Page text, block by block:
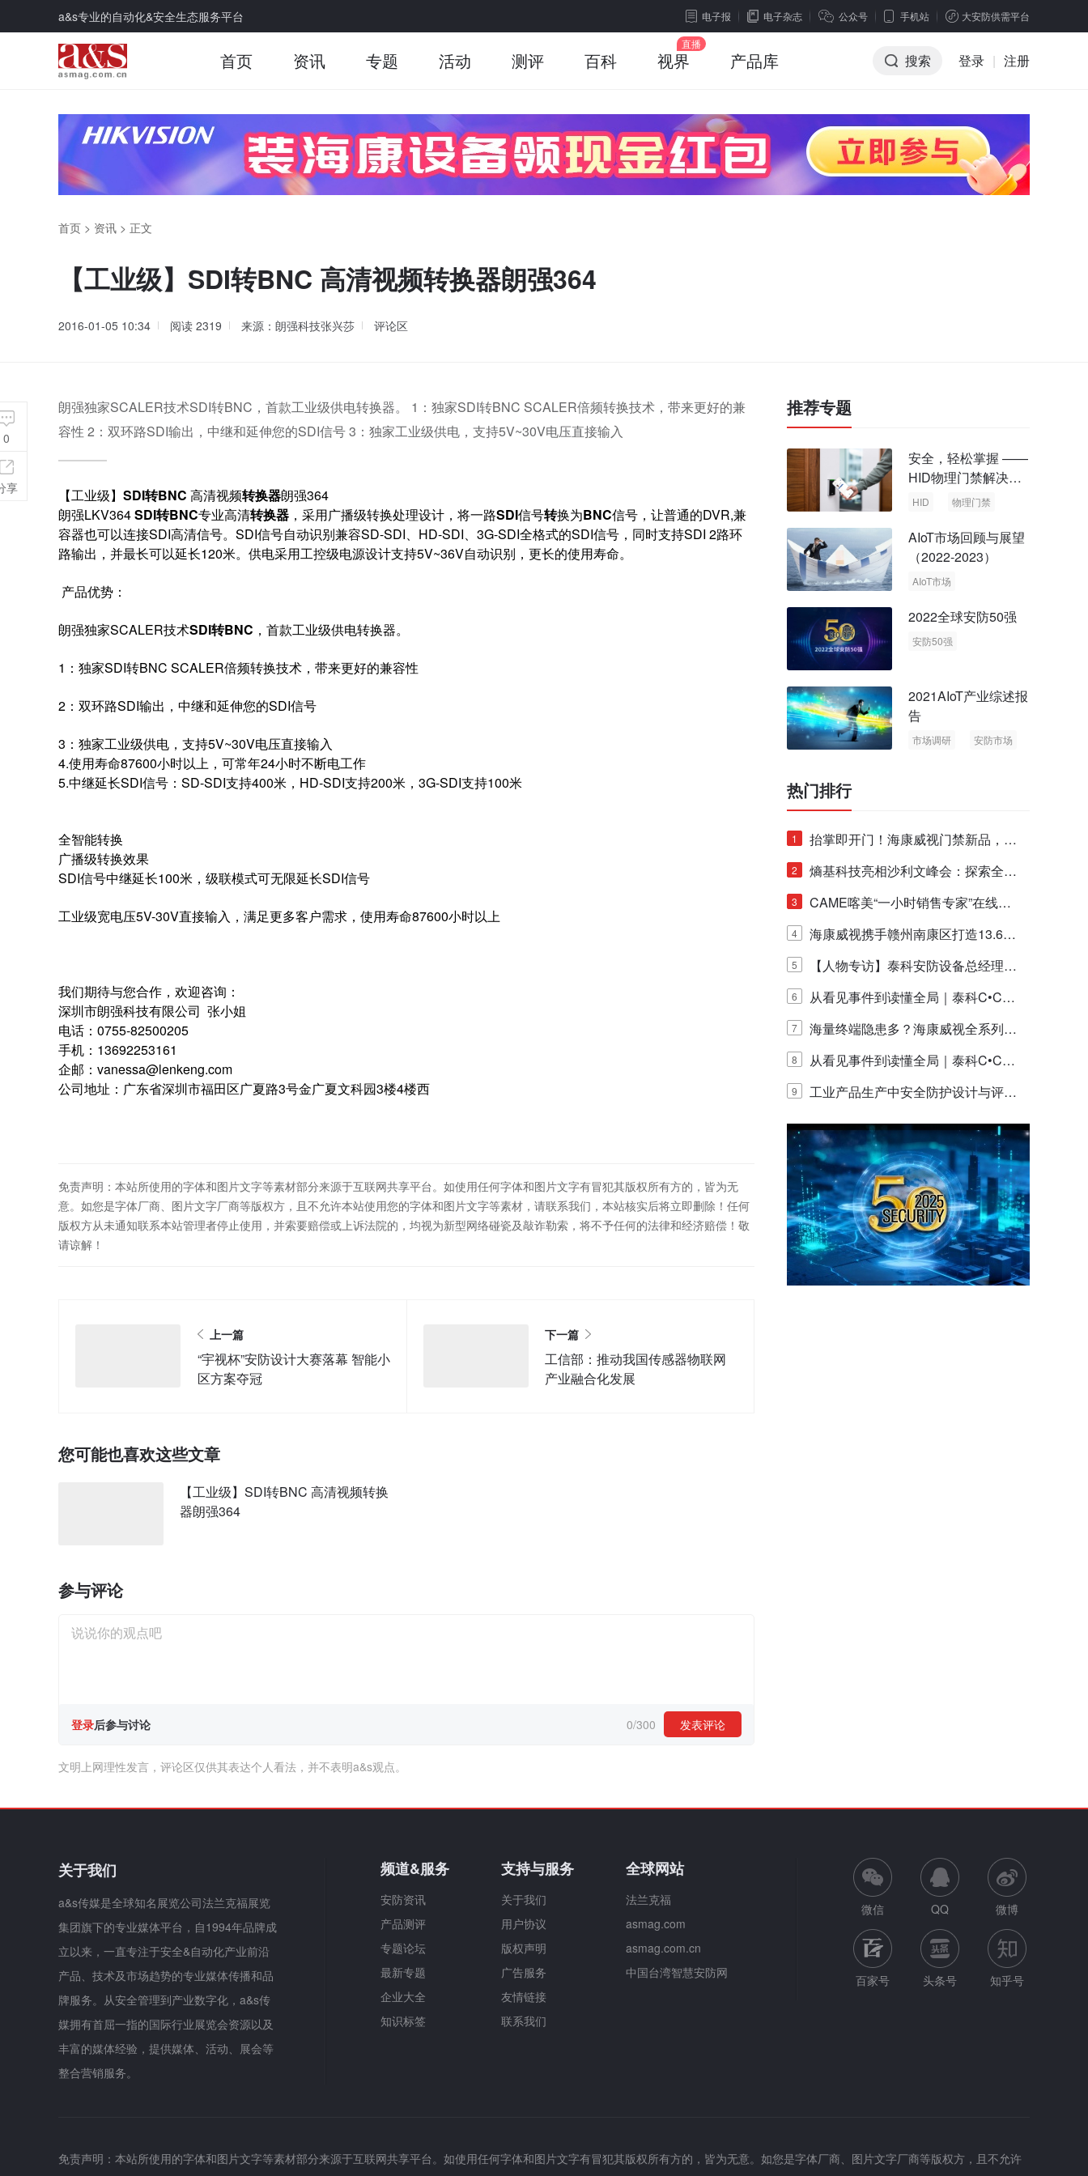
a&s专业的自动化&安全生态服务平台 电子报 电子杂志 公众号 手机站 大安防供需平台
首页 资讯 专题 活动 测评 百科 视界 产品库 搜索 登录 | 注册
首页 > 资讯 > 正文
【工业级】SDI转BNC 高清视频转换器朗强364
2016-01-05 10:34 阅读 2319 来源：朗强科技张兴莎 评论区
朗强独家SCALER技术SDI转BNC，首款工业级供电转换器。 1：独家SDI转BNC SCALER倍频转换技术，带来更好的兼
容性 2：双环路SDI输出，中继和延伸您的SDI信号 3：独家工业级供电，支持5V~30V电压直接输入
【工业级】 SDI转BNC 高清视频转换器朗强364
朗强LKV364SDI转BNC专业高清转换器 ，采用广播级转换处理设计，将一路SDI信号转换为BNC信号，让普通的DVR,兼
容器也可以连接SDI高清信号。SDI信号自动识别兼容SD-SDI、HD-SDI、3G-SDI全格式的SDI信号，同时支持SDI 2路环
路输出，并最长可以延长120米。供电采用工控级电源设计支持5V~36V自动识别，更长的使用寿命。
产品优势：
朗强独家SCALER技术SDI转BNC ，首款工业级供电转换器。
1：独家SDI转BNC SCALER倍频转换技术，带来更好的兼容性
2：双环路SDI输出，中继和延伸您的SDI信号
3：独家工业级供电，支持5V~30V电压直接输入
4.使用寿命87600小时以上，可常年24小时不断电工作
5.中继延长SDI信号：SD-SDI支持400米，HD-SDI支持200米，3G-SDI支持100米
全智能转换
广播级转换效果
SDI信号中继延长100米，级联模式可无限延长SDI信号
工业级宽电压5V-30V直接输入，满足更多客户需求，使用寿命87600小时以上
我们期待与您合作，欢迎咨询：
深圳市朗强科技有限公司 张小姐
电话：0755-82500205
手机：13692253161
企邮：vanessa@lenkeng.com
公司地址：广东省深圳市福田区广夏路3号金广夏文科园3楼4楼西
免责声明：本站所使用的字体和图片文字等素材部分来源于互联网共享平台。如使用任何字体和图片文字有冒犯其版权所有方的，皆为无
意。如您是字体厂商、图片文字厂商等版权方，且不允许本站使用您的字体和图片文字等素材，请联系我们，本站核实后将立即删除！任何
版权方从未通知联系本站管理者停止使用，并索要赔偿或上诉法院的，均视为新型网络碰瓷及敲诈勒索，将不予任何的法律和经济赔偿！敬
请谅解！
上一篇
“宇视杯”安防设计大赛落幕 智能小
区方案夺冠
下一篇
工信部：推动我国传感器物联网
产业融合化发展
您可能也喜欢这些文章
【工业级】SDI转BNC 高清视频转换
器朗强364
参与评论
登录后参与讨论 0/300 发表评论
文明上网理性发言，评论区仅供其表达个人看法，并不表明a&s观点。
0
享
推荐专题
安全，轻松掌握 ——
HID物理门禁解决方
案，启动智慧安全新
HID 物理门禁
AIoT市场回顾与展望
（2022-2023）
AIoT市场
2022全球安防50强
安防50强
2021AIoT产业综述报
告
市场调研
安防市场
热门排行
1
抬掌即开门！海康威视门禁新品，不
止认人脸，更认"掌"中静脉！
2
熵基科技亮相沙利文峰会：探索全栈
脑机技术商业化生态新路径
3
CAME喀美“一小时销售专家”在线赋
能培训正式启动！
4
海康威视携手赣州南康区打造13.6公
里绿波网
5
【人物专访】泰科安防设备总经理张
宁解码安防出海新范式
6
从看见事件到读懂全局｜泰科C•CUR
E IQ 3.20开启安防运营智能新时代
7
海量终端隐患多？海康威视全系列物
联安全产品，四层守护更放心！
8
从看见事件到读懂全局｜泰科C•CUR
E IQ 3.20开启安防运营智能新时代
9
工业产品生产中安全防护设计与评估
的实践与探讨
关于我们
a&s传媒是全球知名展览公司法兰克福展览
集团旗下的专业媒体平台，自1994年品牌成
立以来，一直专注于安全&自动化产业前沿
产品、技术及市场趋势的专业媒体传播和品
牌服务。从安全管理到产业数字化，a&s传
媒拥有首屈一指的国际行业展览会资源以及
丰富的媒体经验，提供媒体、活动、展会等
整合营销服务。
频道&服务
安防资讯
产品测评
专题论坛
最新专题
企业大全
知识标签
支持与服务
关于我们
用户协议
版权声明
广告服务
友情链接
联系我们
全球网站
法兰克福
asmag.com
asmag.com.cn
中国台湾智慧安防网
微信 QQ 微博
百家号 头条号 知乎号
免责声明：本站所使用的字体和图片文字等素材部分来源于互联网共享平台。如使用任何字体和图片文字有冒犯其版权所有方的，皆为无意。如您是字体厂商、图片文字厂商等版权方，且不允许